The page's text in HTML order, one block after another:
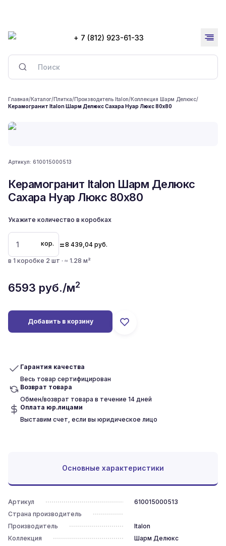
+ 7 (812) 923-61-33
Главная/Каталог/Плитка/Производитель Italon/Коллекция Шарм Делюкс/
Керамогранит Italon Шарм Делюкс Сахара Нуар Люкс 80x80
Артикул: 610015000513
Керамогранит Italon Шарм Делюкс
Сахара Нуар Люкс 80x80
Укажите количество в коробках
кор. =8 439,04 руб.
в 1 коробке 2 шт · ≈ 1.28 м²
6593 руб./м2
Добавить в корзину
Гарантия качества
Весь товар сертифицирован
Возврат товара
Обмен/возврат товара в течение 14 дней
Оплата юр.лицами
Выставим счет, если вы юридическое лицо
Основные характеристики
Артикул
610015000513
Страна производитель
Производитель
Italon
Коллекция
Шарм Делюкс